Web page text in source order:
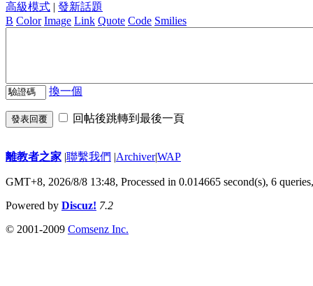
高級模式 | 發新話題
B Color Image Link Quote Code Smilies
換一個
發表回覆 回帖後跳轉到最後一頁
離教者之家 |聯繫我們 |Archiver|WAP
GMT+8, 2026/8/8 13:48, Processed in 0.014665 second(s), 6
Powered by Discuz! 7.2
© 2001-2009 Comsenz Inc.